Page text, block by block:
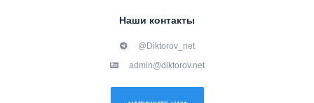
Наши контакты
@Diktorov_net
admin@diktorov.net